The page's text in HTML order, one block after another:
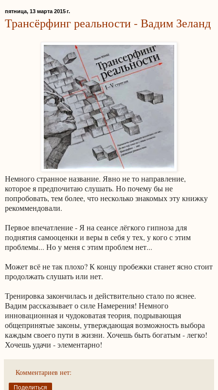
пятница, 13 марта 2015 г.
Трансёрфинг реальности - Вадим Зеланд
Немного странное название. Явно не то направление,
которое я предпочитаю слушать. Но почему бы не
попробовать, тем более, что несколько знакомых эту книжку
рекоммендовали.
Первое впечатление - Я на сеансе лёгкого гипноза для
поднятия самооценки и веры в себя у тех, у кого с этим
проблемы... Но у меня с этим проблем нет...
Может всё не так плохо? К концу пробежки станет ясно стоит
продолжать слушать или нет.
Тренировка закончилась и действительно стало по яснее.
Вадим рассказывает о силе Намерения! Немного
инновационная и чудоковатая теория, подрывающая
общепринятые законы, утверждающая возможность выбора
каждым своего пути в жизни. Хочешь быть богатым - легко!
Хочешь удачи - элементарно!
Комментариев нет:
Поделиться